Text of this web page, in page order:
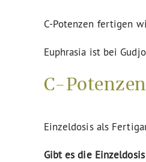
C-Potenzen fertigen
Euphrasia ist bei
C-
Einzeldosis als
Gibt es die